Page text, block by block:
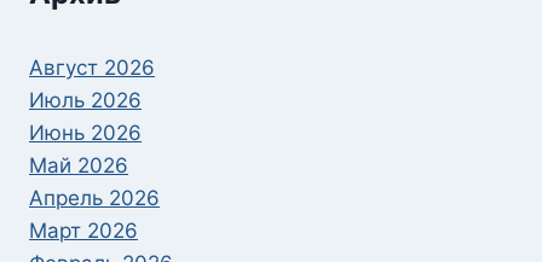
Август 2026
Июль 2026
Июнь 2026
Май 2026
Апрель 2026
Март 2026